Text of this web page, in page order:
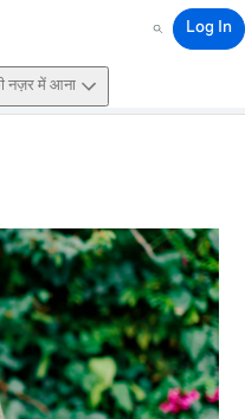
Search
Log In
नज़र में आना